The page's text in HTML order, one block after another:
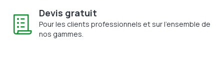
Devis gratuit
Pour les clients professionnels et sur l'ensemble de
nos gammes.